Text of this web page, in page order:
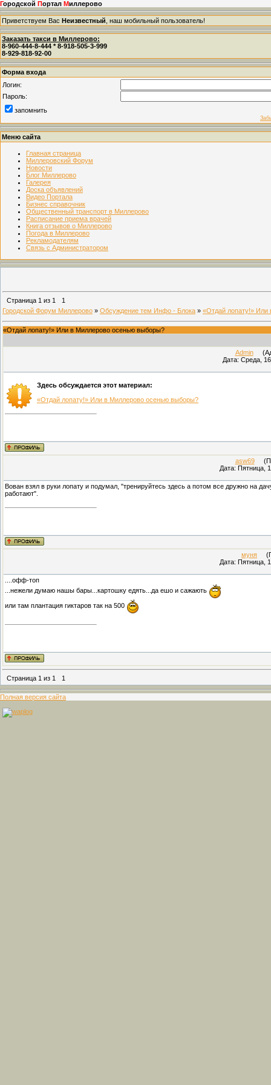
Городской Портал Миллерово
Приветствуем Вас Неизвестный , наш мобильный пользователь!
Заказать такси в Миллерово:
8-960-444-8-444 * 8-918-505-3-999
8-929-818-92-00
Форма входа
Логин:
Пароль:
запомнить
Меню сайта
Главная страница
Миллеровский Форум
Новости
Блог Миллерово
Галерея
Доска объявлений
Видео Портала
Бизнес справочник
Общественный транспорт в Миллерово
Расписание приема врачей
Книга отзывов о Миллерово
Погода в Миллерово
Рекламодателям
Связь с Администратором
Страница 1 из 1
1
Городской Форум Миллерово » Обсуждение тем Инфо - Блока » «Отдай лопату!»
«Отдай лопату!» Или в Миллерово осенью выборы?
Admin
Дата: Среда,
Здесь обсуждается этот материал:
«Отдай лопату!» Или в Миллерово осенью выборы?
asw69
Дата: Пятница,
Вован взял в руки лопату и подумал, "тренируйтесь здесь а потом все дружно на
работают".
муня
Дата: Пятница,
....офф-топ
...нежели думаю нашы бары...картошку едять...да ешо и сажають
или там плантация гиктаров так на 500
Страница 1 из 1 1
Полная версия сайта